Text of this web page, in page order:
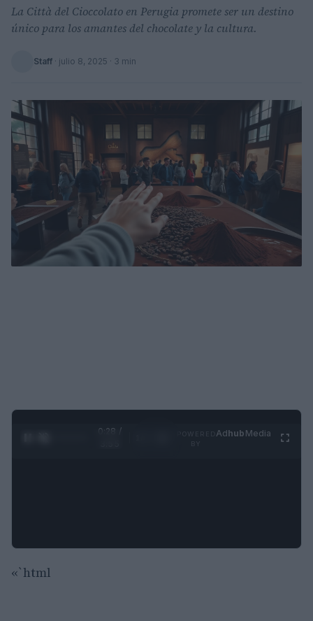
La Città del Cioccolato en Perugia promete ser un destino
único para los amantes del chocolate y la cultura.
Staff · julio 8, 2025 · 3 min
0:29 /
Adhub Media
«`html